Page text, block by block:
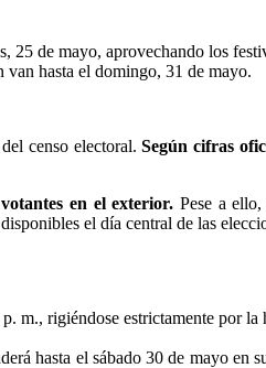
de mayo, aprovechando los
van hasta el domingo, 31 de mayo.
censo electoral.Según cifras
en el exterior. Pese a
el día central de las
m., rigiéndose estrictamente por
hasta el sábado 30 de mayo